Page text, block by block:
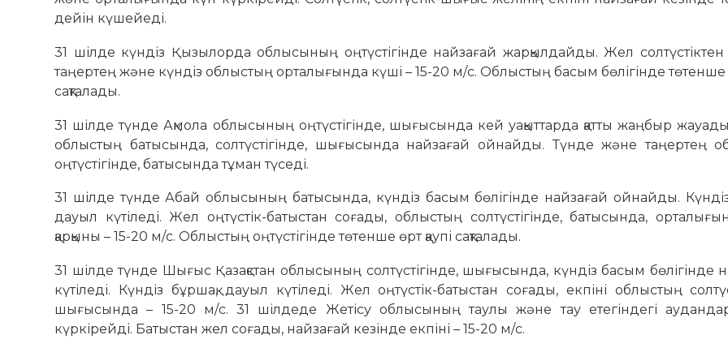
дейін күшейеді.
31 шілде күндіз Қызылорда облысының оңтүстігінде найзағай жарқылдайды. Жел
таңертең және күндіз облыстың орталығында күші – 15-20 м/с. Облыстың басым бөлігінде төтенше
сақталады.
31 шілде түнде Ақмола облысының оңтүстігінде, шығысында кей уақыттарда қатты жаңбыр
облыстың батысында, солтүстігінде, шығысында найзағай ойнайды. Түнде және таңертең
оңтүстігінде, батысында тұман түседі.
31 шілде түнде Абай облысының батысында, күндіз басым бөлігінде найзағай ойнайды.
дауыл күтіледі. Жел оңтүстік-батыстан соғады, облыстың солтүстігінде, батысында,
қарқыны – 15-20 м/с. Облыстың оңтүстігінде төтенше өрт қаупі сақталады.
31 шілде түнде Шығыс Қазақстан облысының солтүстігінде, шығысында, күндіз басым бөлігінде
күтіледі. Күндіз бұршақ, дауыл күтіледі. Жел оңтүстік-батыстан соғады, екпіні облыстың
шығысында – 15-20 м/с. 31 шілдеде Жетісу облысының таулы және тау етегіндегі
күркірейді. Батыстан жел соғады, найзағай кезінде екпіні – 15-20 м/с.